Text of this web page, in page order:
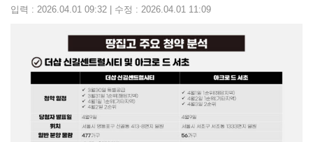
입력 : 2026.04.01 09:32 | 수정 : 2026.04.01 11:09